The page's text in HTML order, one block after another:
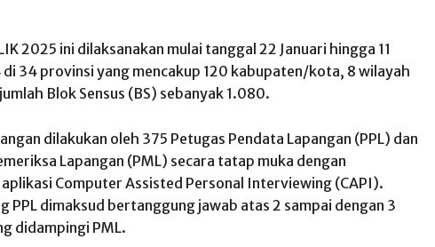
2025 ini dilaksanakan mulai tanggal 22 Januari hingga 11
34 provinsi yang mencakup 120 kabupaten/kota, 8 wilayah
Blok Sensus (BS) sebanyak 1.080.
dilakukan oleh 375 Petugas Pendata Lapangan (PPL) dan
Lapangan (PML) secara tatap muka dengan
Computer Assisted Personal Interviewing (CAPI).
PPL dimaksud bertanggung jawab atas 2 sampai dengan 3
didampingi PML.